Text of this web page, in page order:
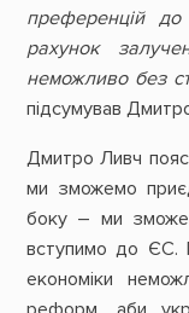
преференцій
рахунок
неможливо без
підсумував
Дмитро Ливч
ми зможемо
боку – ми
вступимо до ЄС.
економіки